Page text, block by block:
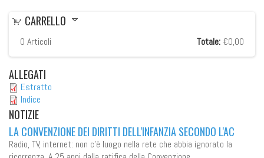
CARRELLO
0 Articoli Totale: €0,00
ALLEGATI
Estratto
Indice
NOTIZIE
LA CONVENZIONE DEI DIRITTI DELL'INFANZIA SECONDO L'AC
Radio, TV, internet: non c'è luogo nella rete che abbia ignorato la